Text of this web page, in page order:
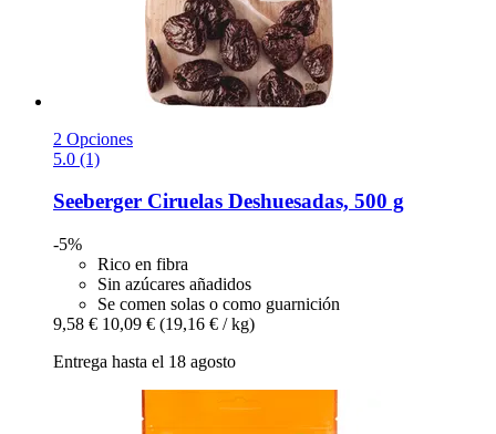
2 Opciones
5.0 (1)
Seeberger Ciruelas Deshuesadas, 500 g
-5%
Rico en fibra
Sin azúcares añadidos
Se comen solas o como guarnición
9,58 € 10,09 € (19,16 € / kg)
Entrega hasta el 18 agosto